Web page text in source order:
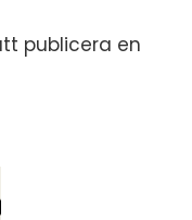
publicera en